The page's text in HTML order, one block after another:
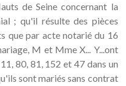
de Seine concernant la
; qu'il résulte des pièces
que par acte notarié du 16
M et Mme X... Y...ont
80, 81, 152 et 47 dans un
sont mariés sans contrat